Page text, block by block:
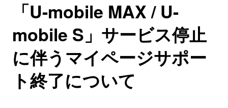
「U-mobile MAX / U-
mobile S」サービス停止
に伴うマイページサポー
ト終了について